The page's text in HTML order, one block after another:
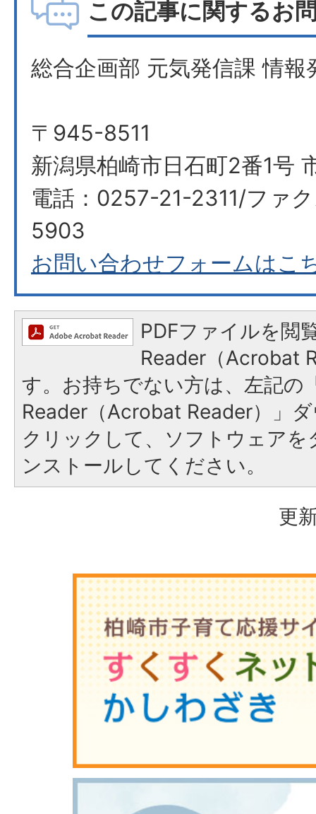
この記事に関するお
総合企画部 元気発信課 情報
〒945-8511
新潟県柏崎市日石町2番1号
電話：0257-21-2311/ファ
5903​​​​​​​
お問い合わせフォームはこ
PDFファイルを閲
Reader（Acrobat
す。お持ちでない方は、左記の
Reader（Acrobat Reader）」
クリックして、ソフトウェア
ンストールしてください。
更